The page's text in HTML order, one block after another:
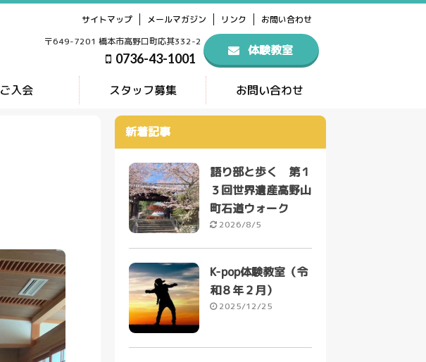
サイトマップ メールマガジン リンク お問い合わせ
0736-43-1001
体験教室
〒649-7201 橋本市高野口町応其332-2
ご入会 スタッフ募集 お問い合わせ
新着記事
語り部と歩く 第１
３回世界遺産高野山
町石道ウォーク
2026/8/5
K-pop体験教室（令
和８年２月）
2025/12/25